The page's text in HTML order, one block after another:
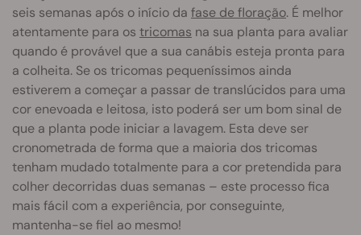
seis semanas após o início da fase de floração. É melhor
atentamente para os tricomas na sua planta para avaliar
quando é provável que a sua canábis esteja pronta para
a colheita. Se os tricomas pequeníssimos ainda
estiverem a começar a passar de translúcidos para uma
cor enevoada e leitosa, isto poderá ser um bom sinal de
que a planta pode iniciar a lavagem. Esta deve ser
cronometrada de forma que a maioria dos tricomas
tenham mudado totalmente para a cor pretendida para
colher decorridas duas semanas – este processo fica
mais fácil com a experiência, por conseguinte,
mantenha-se fiel ao mesmo!